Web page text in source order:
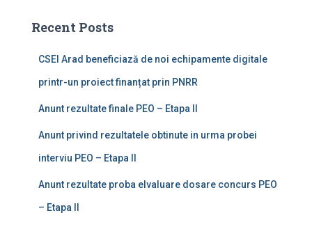
h
Recent Posts
CSEI Arad beneficiază de noi echipamente digitale
printr-un proiect finanțat prin PNRR
Anunt rezultate finale PEO – Etapa II
Anunt privind rezultatele obtinute in urma probei
interviu PEO – Etapa II
Anunt rezultate proba elvaluare dosare concurs PEO
– Etapa II